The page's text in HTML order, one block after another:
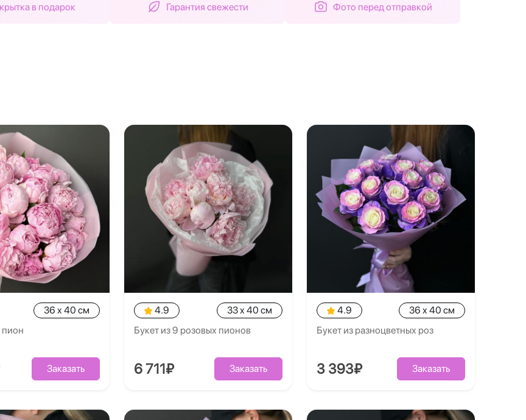
в подарок Гарантия свежести Фото перед отправкой
36 x 40 см
пион
Заказать
4.9
33 x 40 см
Букет из 9 розовых пионов
6 711₽ Заказать
4.9
36 x 40 см
Букет из разноцветных роз
3 393₽ Заказать